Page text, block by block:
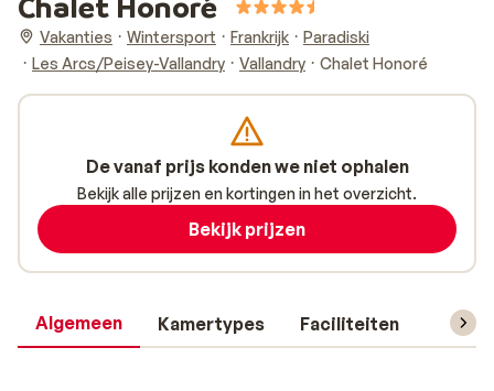
Vakanties Wintersport Frankrijk
Paradiski
Les Arcs/Peisey-Vallandry
Vallandry Chalet Honoré
Algemeen Kamertypes Faciliteiten
De vanaf prijs konden we niet ophalen
Bekijk alle prijzen en kortingen in het overzicht.
Bekijk prijzen